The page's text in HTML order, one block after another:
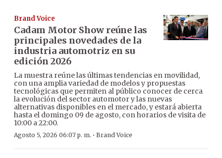
Brand Voice
Cadam Motor Show reúne las
principales novedades de la
industria automotriz en su
edición 2026
La muestra reúne las últimas tendencias en movilidad,
con una amplia variedad de modelos y propuestas
tecnológicas que permiten al público conocer de cerca
la evolución del sector automotor y las nuevas
alternativas disponibles en el mercado, y estará abierta
hasta el domingo 09 de agosto, con horarios de visita de
10:00 a 22:00.
Agosto 5, 2026 06:07 p. m. · Brand Voice